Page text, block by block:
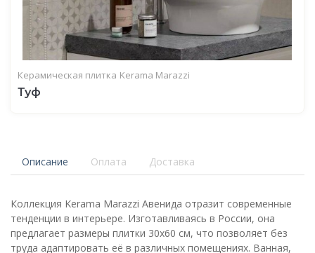
Керамическая плитка Kerama Marazzi
Туф
Описание Оплата Доставка
Коллекция Kerama Marazzi Авенида отразит современные
тенденции в интерьере. Изготавливаясь в России, она
предлагает размеры плитки 30x60 см, что позволяет без
труда адаптировать её в различных помещениях. Ванная,